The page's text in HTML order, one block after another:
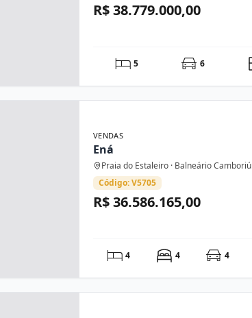
R$ 38.779.000,00
5 6
VENDAS
Ená
Praia do Estaleiro · Balneário Camboriú
Código: V5705
R$ 36.586.165,00
4 4 4